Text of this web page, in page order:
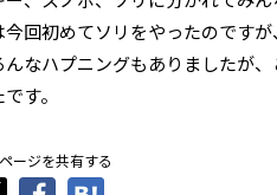
今回初めてソリをやったのです
んなハプニングもありましたが
す。
ージを共有する